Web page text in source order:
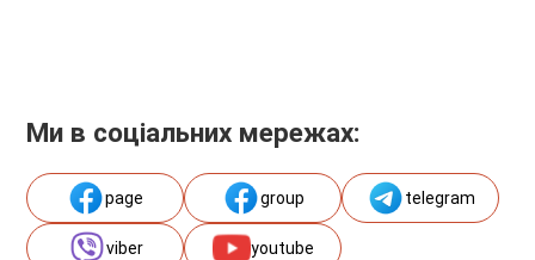
Ми в соціальних мережах:
page group telegram
viber youtube